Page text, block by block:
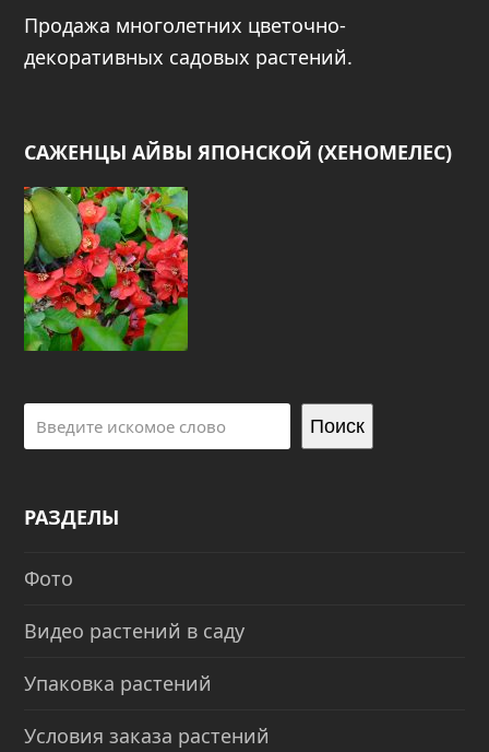
Продажа многолетних цветочно-
декоративных садовых растений.
САЖЕНЦЫ АЙВЫ ЯПОНСКОЙ (ХЕНОМЕЛЕС)
Поиск
РАЗДЕЛЫ
Фото
Видео растений в саду
Упаковка растений
Условия заказа растений